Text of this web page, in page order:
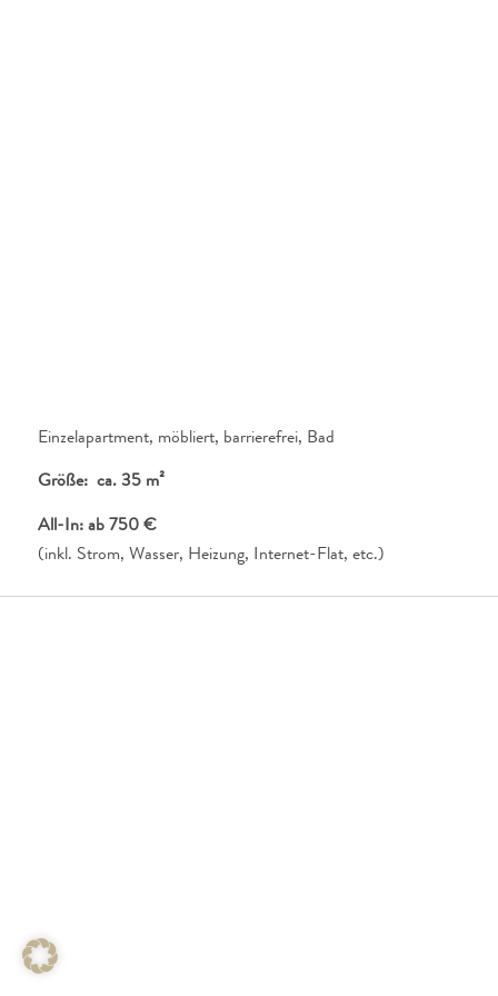
Einzelapartment, möbliert, barrierefrei, Bad
Größe: ca. 35 m²
All-In: ab 750 €
(inkl. Strom, Wasser, Heizung, Internet-Flat, etc.)